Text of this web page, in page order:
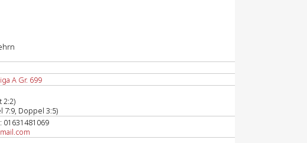
A Gr. 699
2:2)
7:9, Doppel 3:5)
01631481069